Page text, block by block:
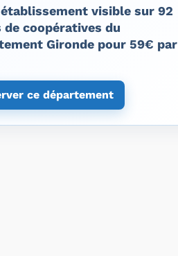
visible sur 92
de coopératives du
Gironde pour 59€ par
ce département